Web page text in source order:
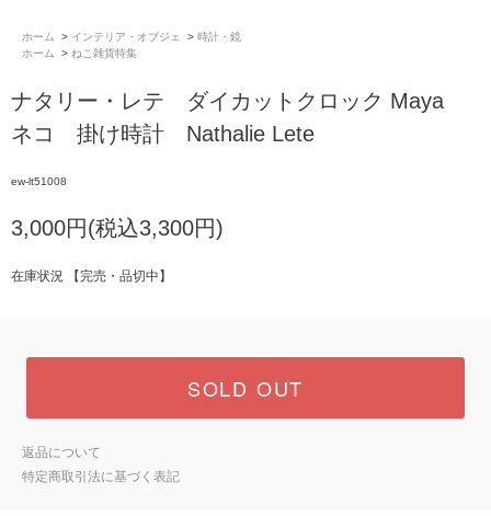
ホーム > インテリア・オブジェ > 時計・鏡
ホーム
> ねこ雑貨特集
ナタリー・レテ ダイカットクロック Maya
ネコ 掛け時計 Nathalie Lete
ew-lt51008
3,000円(税込3,300円)
在庫状況 【完売・品切中】
SOLD OUT
返品について
特定商取引法に基づく表記